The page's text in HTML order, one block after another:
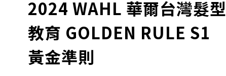
2024 WAHL 華爾台灣髮型
教育 GOLDEN RULE S1
黃金準則